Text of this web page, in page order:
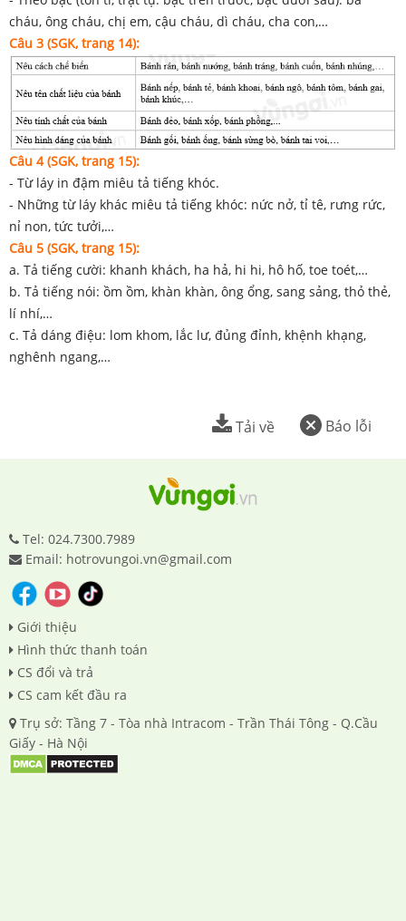
cháu, ông cháu, chị em, cậu cháu, dì cháu, cha con,…
Câu 3 (SGK, trang 14):
Câu 4 (SGK, trang 15):
- Từ láy in đậm miêu tả tiếng khóc.
- Những từ láy khác miêu tả tiếng khóc: nức nở, tỉ tê, rưng rức,
nỉ non, tức tưởi,…
Câu 5 (SGK, trang 15):
a. Tả tiếng cười: khanh khách, ha hả, hi hi, hô hố, toe toét,…
b. Tả tiếng nói: ồm ồm, khàn khàn, ông ổng, sang sảng, thỏ thẻ,
lí nhí,…
c. Tả dáng điệu: lom khom, lắc lư, đủng đỉnh, khệnh khạng,
nghênh ngang,…
Báo lỗi
Tải về
Tel: 024.7300.7989
Email: hotrovungoi.vn@gmail.com
Giới thiệu
Hình thức thanh toán
CS đổi và trả
CS cam kết đầu ra
Trụ sở: Tầng 7 - Tòa nhà Intracom - Trần Thái Tông - Q.Cầu
Giấy - Hà Nội